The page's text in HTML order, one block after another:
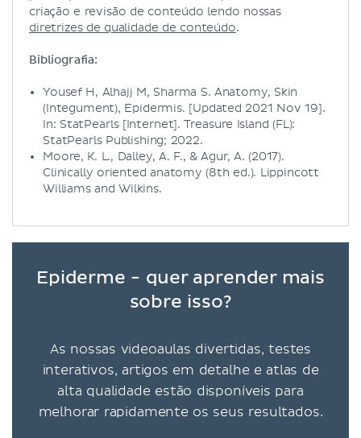
criação e revisão de conteúdo lendo nossas
diretrizes de qualidade de conteúdo.
Bibliografia:
Yousef H, Alhajj M, Sharma S. Anatomy, Skin
(Integument), Epidermis. [Updated 2021 Nov 19].
In: StatPearls [Internet]. Treasure Island (FL):
StatPearls Publishing; 2022.
Moore, K. L., Dalley, A. F., & Agur, A. (2017).
Clinically oriented anatomy (8th ed.). Lippincott
Williams and Wilkins.
Epiderme - quer aprender mais
sobre isso?
As nossas videoaulas divertidas, testes
interativos, artigos em detalhe e atlas de
alta qualidade estão disponíveis para
melhorar rapidamente os seus resultados.